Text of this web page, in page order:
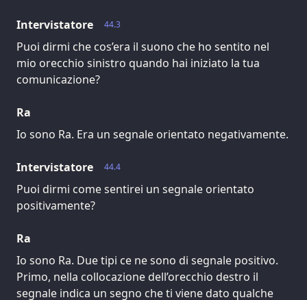
44.3
Intervistatore
Puoi dirmi che cos’era il suono che ho sentito nel
mio orecchio sinistro quando hai iniziato la tua
comunicazione?
Ra
Io sono Ra. Era un segnale orientato negativamente.
44.4
Intervistatore
Puoi dirmi come sentirei un segnale orientato
positivamente?
Ra
Io sono Ra. Due tipi ce ne sono di segnale positivo.
Primo, nella collocazione dell’orecchio destro il
segnale indica un segno che ti viene dato qualche